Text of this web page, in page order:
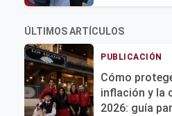
ÚLTIMOS ARTÍCULOS
PUBLICACIÓN
Cómo
inflación y la
2026: guía